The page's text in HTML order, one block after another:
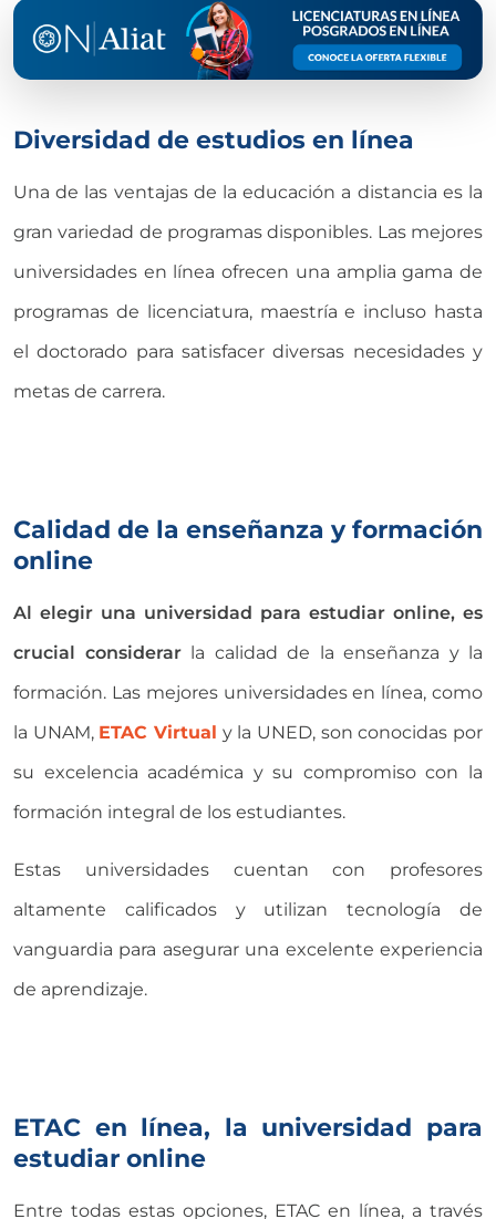
Diversidad de estudios en línea
Una de las ventajas de la educación a distancia es la
gran variedad de programas disponibles. Las mejores
universidades en línea ofrecen una amplia gama de
programas de licenciatura, maestría e incluso hasta
el doctorado para satisfacer diversas necesidades y
metas de carrera.
Calidad de la enseñanza y formación
online
Al elegir una universidad para estudiar online, es
crucial considerarla calidad de la enseñanza y la
formación. Las mejores universidades en línea, como
la UNAM, ETAC Virtual y la UNED, son conocidas por
su excelencia académica y su compromiso con la
formación integral de los estudiantes.
Estas universidades cuentan con profesores
altamente calificados y utilizan tecnología de
vanguardia para asegurar una excelente experiencia
de aprendizaje.
ETAC en línea, la universidad para
estudiar online
Entre todas estas opciones, ETAC en línea, a través